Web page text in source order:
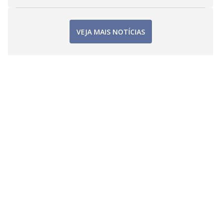
VEJA MAIS NOTÍCIAS